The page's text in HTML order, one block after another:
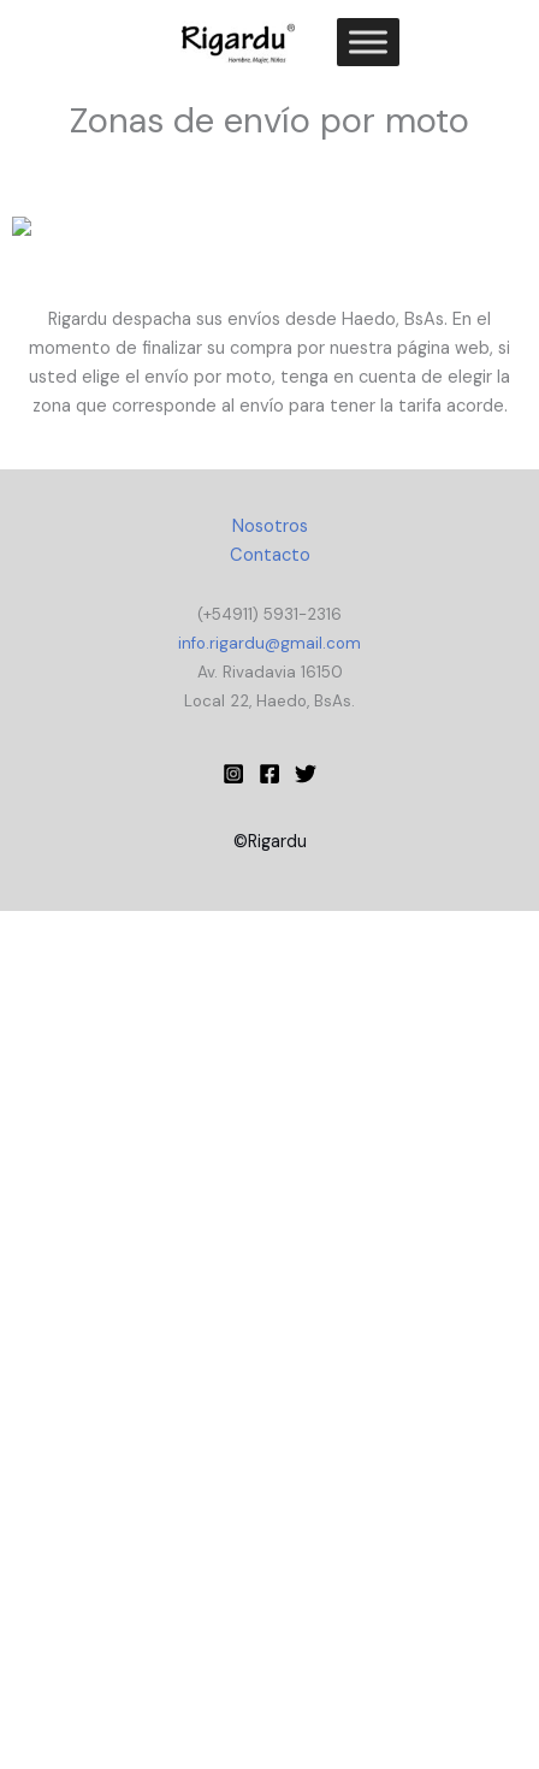
Zonas de envío por moto
Rigardu despacha sus envíos desde Haedo, BsAs. En el
momento de finalizar su compra por nuestra página web, si
usted elige el envío por moto, tenga en cuenta de elegir la
zona que corresponde al envío para tener la tarifa acorde.
Nosotros
Contacto
(+54911) 5931-2316
info.rigardu@gmail.com
Av. Rivadavia 16150
Local 22, Haedo, BsAs.
©Rigardu